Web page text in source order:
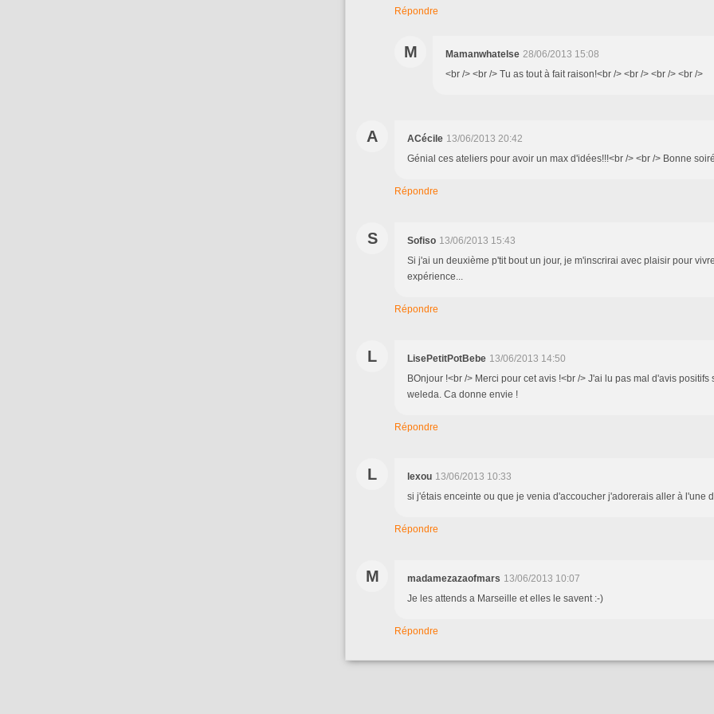
Répondre
M Mamanwhatelse 28/06/2013 15:08
<br /> <br /> Tu as tout à fait raison!<br /> <br /> <br /> <br />
A ACécile 13/06/2013 20:42
Génial ces ateliers pour avoir un max d'idées!!!<br /> <br /> Bonne
Répondre
S Sofiso 13/06/2013 15:43
Si j'ai un deuxième p'tit bout un jour, je m'inscrirai avec plaisir pour
expérience...
Répondre
L LisePetitPotBebe 13/06/2013 14:50
BOnjour !<br /> Merci pour cet avis !<br /> J'ai lu pas mal d'avis positifs
weleda. Ca donne envie !
Répondre
L lexou 13/06/2013 10:33
si j'étais enceinte ou que je venia d'accoucher j'adorerais aller à l'une
Répondre
M madamezazaofmars 13/06/2013 10:07
Je les attends a Marseille et elles le savent :-)
Répondre